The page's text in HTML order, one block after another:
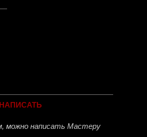
НАПИСАТЬ
можно написать Мастеру